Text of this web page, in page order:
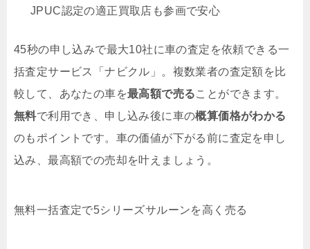
JPUC認定の適正買取店も参画で安心
45秒の申し込みで最大10社に車の査定を依頼できる一
括査定サービス「ナビクル」。複数業者の査定額を比
較して、あなたの車を最高額で売ることができます。
無料で利用でき、申し込み後に車の概算価格がわかる
のもポイントです。車の価値が下がる前に査定を申し
込み、最高額での売却を叶えましょう。
無料一括査定で5シリーズサルーンを高く売る